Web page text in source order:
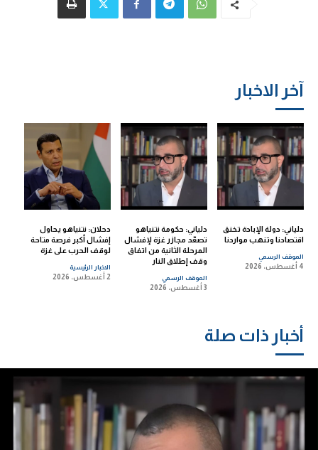
آخر الاخبار
دلياني: دولة الإبادة تخنق
اقتصادنا وتنهب مواردنا
الموقف الرسمي
4 أغسطس، 2026
دلياني: حكومة نتنياهو
تصعّد مجازر غزة لإفشال
المرحلة الثانية من اتفاق
وقف إطلاق النار
الموقف الرسمي
3 أغسطس، 2026
دحلان: نتنياهو يحاول
إفشال أكبر فرصة متاحة
لوقف الحرب على غزة
الاخبار الرئيسية
2 أغسطس، 2026
أخبار ذات صلة